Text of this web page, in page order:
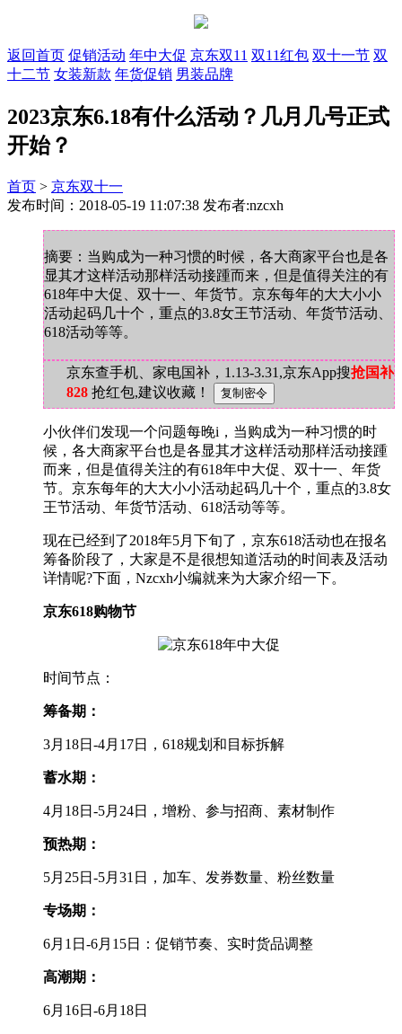
返回首页 促销活动 年中大促 京东双11 双11红包 双十一节 双
十二节 女装新款 年货促销 男装品牌
2023京东6.18有什么活动？几月几号正式
开始？
首页 > 京东双十一
发布时间：2018-05-19 11:07:38 发布者:nzcxh
摘要：当购成为一种习惯的时候，各大商家平台也是各
显其才这样活动那样活动接踵而来，但是值得关注的有
618年中大促、双十一、年货节。京东每年的大大小小
活动起码几十个，重点的3.8女王节活动、年货节活动、
618活动等等。
京东查手机、家电国补，1.13-3.31,京东App搜抢国补
828 抢红包,建议收藏！
小伙伴们发现一个问题每晚i，当购成为一种习惯的时
候，各大商家平台也是各显其才这样活动那样活动接踵
而来，但是值得关注的有618年中大促、双十一、年货
节。京东每年的大大小小活动起码几十个，重点的3.8女
王节活动、年货节活动、618活动等等。
现在已经到了2018年5月下旬了，京东618活动也在报名
筹备阶段了，大家是不是很想知道活动的时间表及活动
详情呢?下面，Nzcxh小编就来为大家介绍一下。
京东618购物节
时间节点：
筹备期：
3月18日-4月17日，618规划和目标拆解
蓄水期：
4月18日-5月24日，增粉、参与招商、素材制作
预热期：
5月25日-5月31日，加车、发券数量、粉丝数量
专场期：
6月1日-6月15日：促销节奏、实时货品调整
高潮期：
6月16日-6月18日